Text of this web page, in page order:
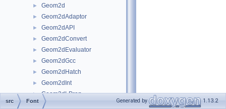
► Geom2d
► Geom2dAdaptor
► Geom2dAPI
► Geom2dConvert
► Geom2dEvaluator
► Geom2dGcc
► Geom2dHatch
► Geom2dInt
► Geom2dLProp
► Geom2dToIGES
src Font Generated by 1.13.2